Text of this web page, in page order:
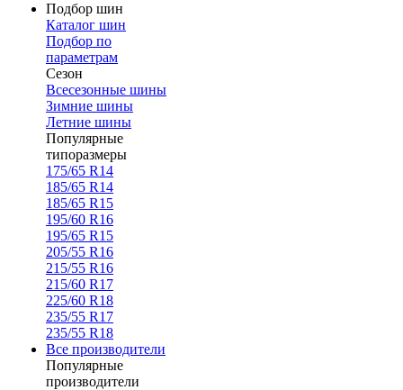
Подбор шин
Каталог шин
Подбор по
параметрам
Сезон
Всесезонные шины
Зимние шины
Летние шины
Популярные
типоразмеры
175/65 R14
185/65 R14
185/65 R15
195/60 R16
195/65 R15
205/55 R16
215/55 R16
215/60 R17
225/60 R18
235/55 R17
235/55 R18
Все производители
Популярные
производители